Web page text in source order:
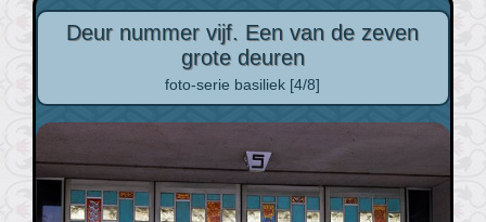
Deur nummer vijf. Een van de zeven
grote deuren
foto-serie basiliek [4/8]